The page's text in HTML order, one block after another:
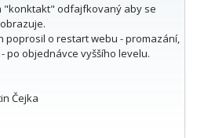
"konktakt" odfajfkovaný aby se
poprosil o restart webu - promazání,
po objednávce vyššího levelu.
Čejka